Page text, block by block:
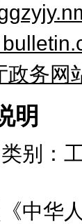
政务网
明
别：
中华